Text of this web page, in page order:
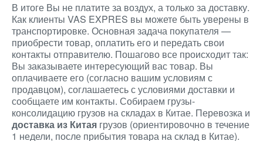
В итоге Вы не платите за воздух, а только за доставку.
Как клиенты VAS EXPRES вы можете быть уверены в
транспортировке. Основная задача покупателя —
приобрести товар, оплатить его и передать свои
контакты отправителю. Пошагово все происходит так:
Вы заказываете интересующий вас товар. Вы
оплачиваете его (согласно вашим условиям с
продавцом), соглашаетесь с условиями доставки и
сообщаете им контакты. Собираем грузы-
консолидацию грузов на складах в Китае. Перевозка и
доставка из Китая грузов (ориентировочно в течение
1 недели, после прибытия товара на склад в Китае).